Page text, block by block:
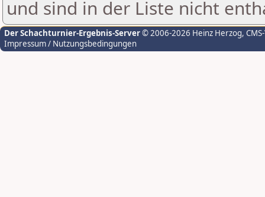
und sind in der Liste nicht
Der Schachturnier-Ergebnis-Server© 2006-2026 Heinz Herzog,
Impressum / Nutzungsbedingungen